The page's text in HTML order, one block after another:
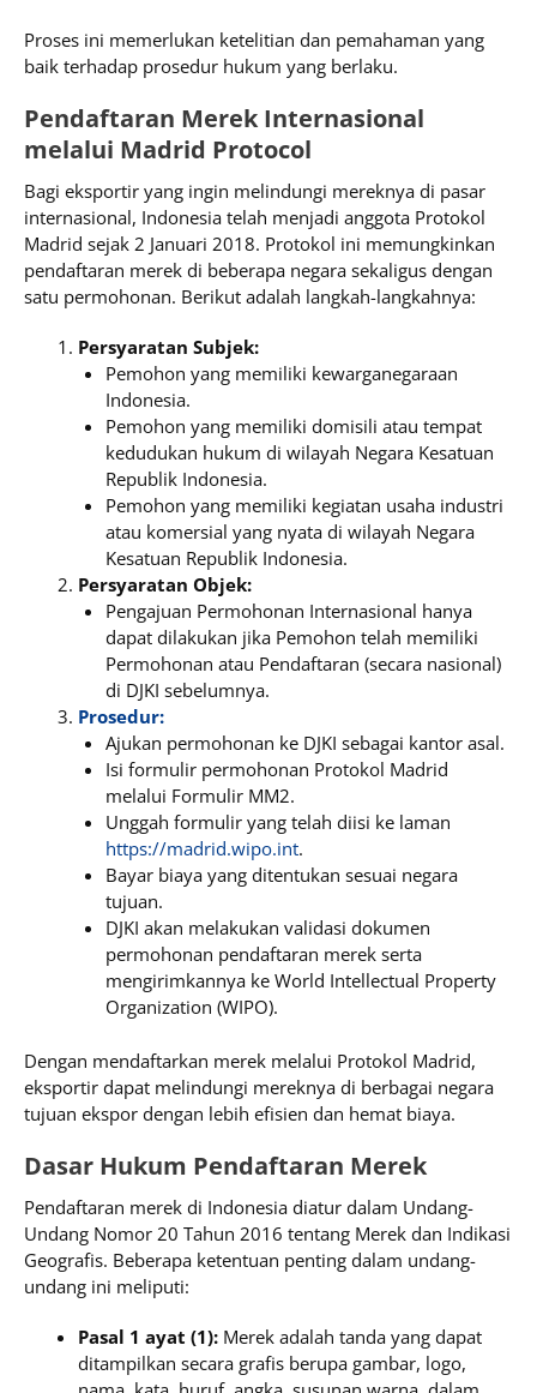
Proses ini memerlukan ketelitian dan pemahaman yang
baik terhadap prosedur hukum yang berlaku.
Pendaftaran Merek Internasional
melalui Madrid Protocol
Bagi eksportir yang ingin melindungi mereknya di pasar
internasional, Indonesia telah menjadi anggota Protokol
Madrid sejak 2 Januari 2018. Protokol ini memungkinkan
pendaftaran merek di beberapa negara sekaligus dengan
satu permohonan. Berikut adalah langkah-langkahnya:
Persyaratan Subjek:
Pemohon yang memiliki kewarganegaraan
Indonesia.
Pemohon yang memiliki domisili atau tempat
kedudukan hukum di wilayah Negara Kesatuan
Republik Indonesia.
Pemohon yang memiliki kegiatan usaha industri
atau komersial yang nyata di wilayah Negara
Kesatuan Republik Indonesia.
Persyaratan Objek:
Pengajuan Permohonan Internasional hanya
dapat dilakukan jika Pemohon telah memiliki
Permohonan atau Pendaftaran (secara nasional)
di DJKI sebelumnya.
Prosedur:
Ajukan permohonan ke DJKI sebagai kantor asal.
Isi formulir permohonan Protokol Madrid
melalui Formulir MM2.
Unggah formulir yang telah diisi ke laman
https://madrid.wipo.int.
Bayar biaya yang ditentukan sesuai negara
tujuan.
DJKI akan melakukan validasi dokumen
permohonan pendaftaran merek serta
mengirimkannya ke World Intellectual Property
Organization (WIPO).
Dengan mendaftarkan merek melalui Protokol Madrid,
eksportir dapat melindungi mereknya di berbagai negara
tujuan ekspor dengan lebih efisien dan hemat biaya.
Dasar Hukum Pendaftaran Merek
Pendaftaran merek di Indonesia diatur dalam Undang-
Undang Nomor 20 Tahun 2016 tentang Merek dan Indikasi
Geografis. Beberapa ketentuan penting dalam undang-
undang ini meliputi:
Pasal 1 ayat (1): Merek adalah tanda yang dapat
ditampilkan secara grafis berupa gambar, logo,